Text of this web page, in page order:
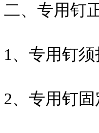
二、专用钉
1、专用钉
2、专用钉